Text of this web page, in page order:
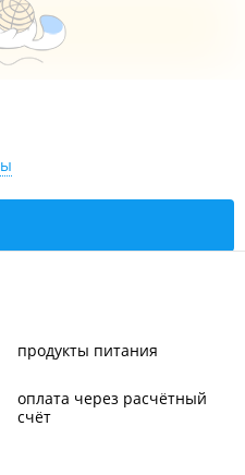
продукты питания
оплата через расчётный
счёт